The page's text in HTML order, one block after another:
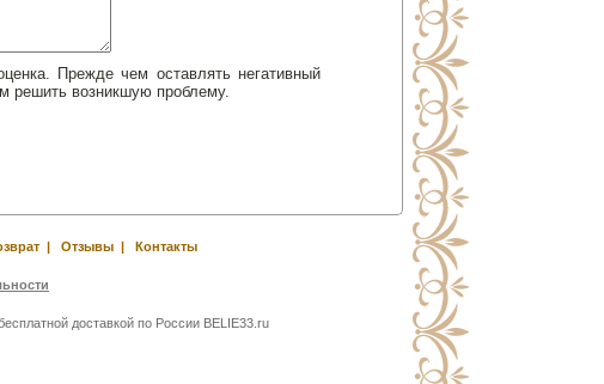
Прежде чем оставлять негативный
решить возникшую проблему.
| Отзывы| Контакты
доставкой по России BELIE33.ru